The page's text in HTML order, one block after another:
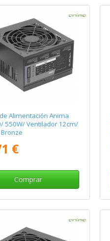
Alimentación Anima
550W/ Ventilador 12cm/
€
Comprar